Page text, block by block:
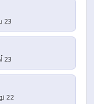
23 سبتمبر - 22 أكتوبر
23 أكتوبر - 21 نوفمبر
22 نوفمبر - 21 ديسمبر